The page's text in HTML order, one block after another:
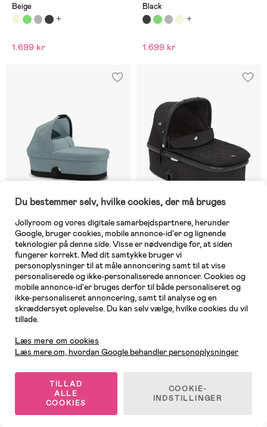
Beige
1.699 kr
Black
1.699 kr
1 TILBAGE
(1)
Cybex Cot S Liggedel, Stormy
Blue
1.699 kr
9 TILBAGE
(0)
Joie Honour Liggedel, Shale
Sidste chance!
Du bestemmer selv, hvilke cookies, der må bruges
Jollyroom og vores digitale samarbejdspartnere, herunder
Google, bruger cookies, mobile annonce-id'er og lignende
teknologier på denne side. Visse er nødvendige for, at siden
fungerer korrekt. Med dit samtykke bruger vi
personoplysninger til at måle annoncering samt til at vise
personaliserede og ikke-personaliserede annoncer. Cookies og
mobile annonce-id'er bruges derfor til både personaliseret og
ikke-personaliseret annoncering, samt til analyse og en
skræddersyet oplevelse. Du kan selv vælge, hvilke cookies du vil
tillade.
Læs mere om cookies
Læs mere om, hvordan Google behandler personoplysninger
TILLAD
ALLE
COOKIES
COOKIE-
INDSTILLINGER